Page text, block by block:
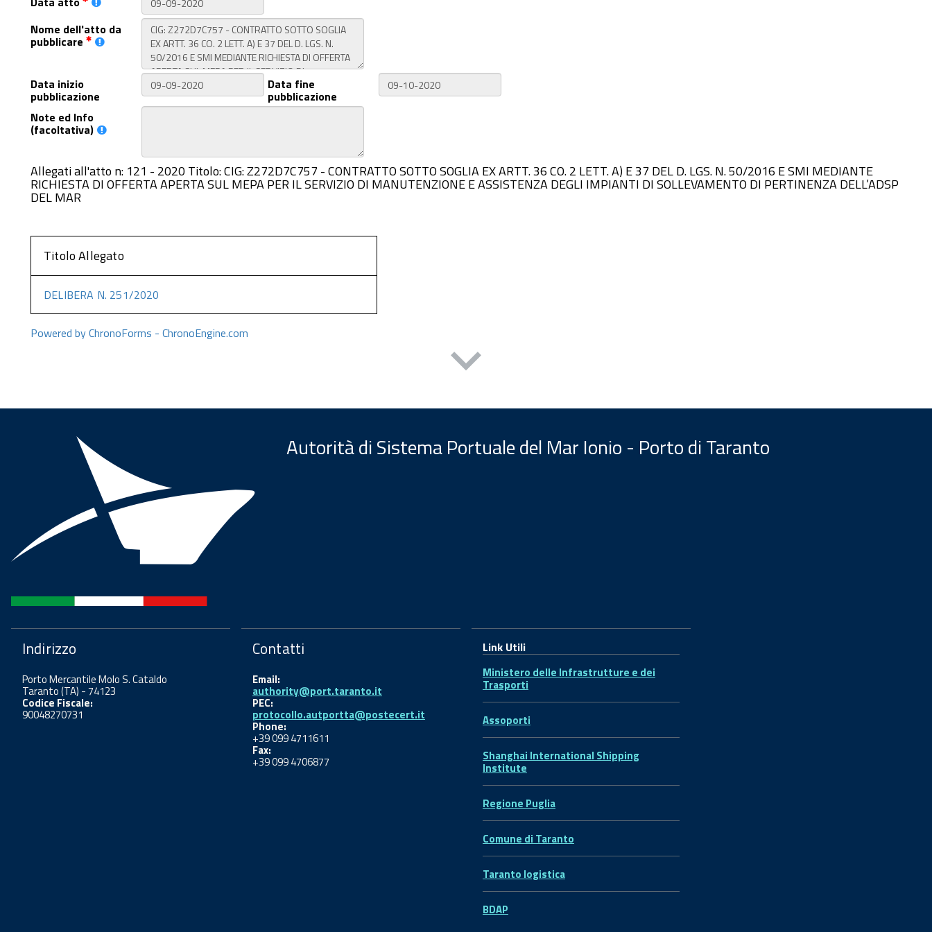
Nome dell'atto da
pubblicare
Data inizio
pubblicazione
Data fine
pubblicazione
Note ed Info
(facoltativa)
Allegati all'atto n: 121 - 2020 Titolo: CIG: Z272D7C757 - CONTRATTO SOTTO SOGLIA EX ARTT. 36 CO. 2 LETT. A) E 37 DEL D. LGS. N. 50/2016 E SMI MEDIANTE
RICHIESTA DI OFFERTA APERTA SUL MEPA PER IL SERVIZIO DI MANUTENZIONE E ASSISTENZA DEGLI IMPIANTI DI SOLLEVAMENTO DI PERTINENZA DELL’ADSP
DEL MAR
Titolo Allegato
DELIBERA N. 251/2020
Powered by ChronoForms - ChronoEngine.com
Autorità di Sistema Portuale del Mar Ionio - Porto di Taranto
Indirizzo
Porto Mercantile Molo S. Cataldo
Taranto (TA) - 74123
Codice Fiscale:
90048270731
Contatti
Email:
authority@port.taranto.it
PEC:
protocollo.autportta@postecert.it
Phone:
+39 099 4711611
Fax:
+39 099 4706877
Link Utili
Ministero delle Infrastrutture e dei
Trasporti
Assoporti
Shanghai International Shipping
Institute
Regione Puglia
Comune di Taranto
Taranto logistica
BDAP